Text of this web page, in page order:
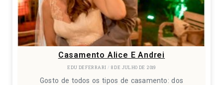
Casamento Alice E Andrei
EDU DEFERRARI 8 DE JULHO DE 2019
Gosto de todos os tipos de casamento: dos